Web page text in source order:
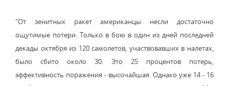
"От зенитных ракет американцы несли достаточно
ощутимые потери. Только в бою в один из дней последней
декады октября из 120 самолетов, участвовавших в налетах,
было сбито около 30. Это 25 процентов потерь,
эффективность поражения - высочайшая. Однако уже 14 - 16